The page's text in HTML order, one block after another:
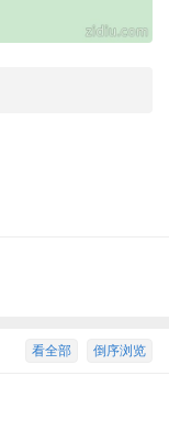
倒序浏览
看全部